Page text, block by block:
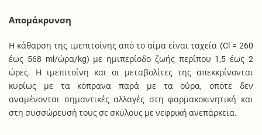
Απομάκρυνση
Η κάθαρση της ιμεπιτοΐνης από το αίμα είναι ταχεία (Cl = 260
έως 568 ml/ώρα/kg) με ημιπερίοδο ζωής περίπου 1,5 έως 2
ώρες. Η ιμεπιτοΐνη και οι μεταβολίτες της απεκκρίνονται
κυρίως με τα κόπρανα παρά με τα ούρα, οπότε δεν
αναμένονται σημαντικές αλλαγές στη φαρμακοκινητική και
στη συσσώρευσή τους σε σκύλους με νεφρική ανεπάρκεια.